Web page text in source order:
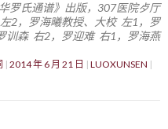
罗氏通谱》出版，307医院歺厅
2，罗海曦教授、大校 左1，罗
训森 右2，罗迎难 右1，罗海燕
2014 年 6 月 21 日
LUOXUNSEN